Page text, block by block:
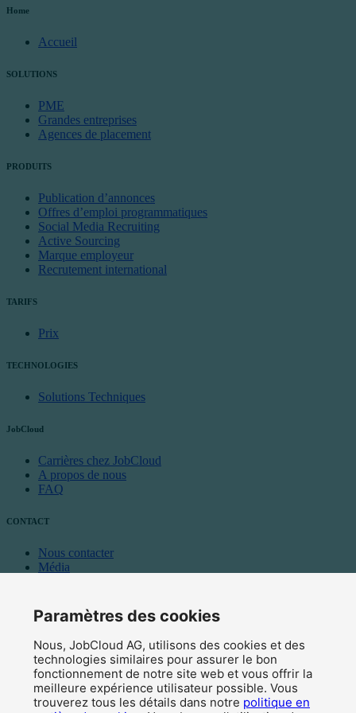
Home
Accueil
SOLUTIONS
PME
Grandes entreprises
Agences de placement
PRODUITS
Publication d’annonces
Offres d’emploi programmatiques
Social Media Recruiting
Active Sourcing
Marque employeur
Recrutement international
TARIFS
Prix
TECHNOLOGIES
Solutions Techniques
JobCloud
Carrières chez JobCloud
A propos de nous
FAQ
CONTACT
Nous contacter
Média
Blog
Inscription à la newsletter
© 2026 JobCloud — Tous droits réservés
Paramètres des cookies
Nous, JobCloud AG, utilisons des cookies et des
technologies similaires pour assurer le bon
fonctionnement de notre site web et vous offrir la
meilleure expérience utilisateur possible. Vous
trouverez tous les détails dans notre politique en